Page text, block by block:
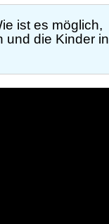
ist es möglich,
und die Kinder in